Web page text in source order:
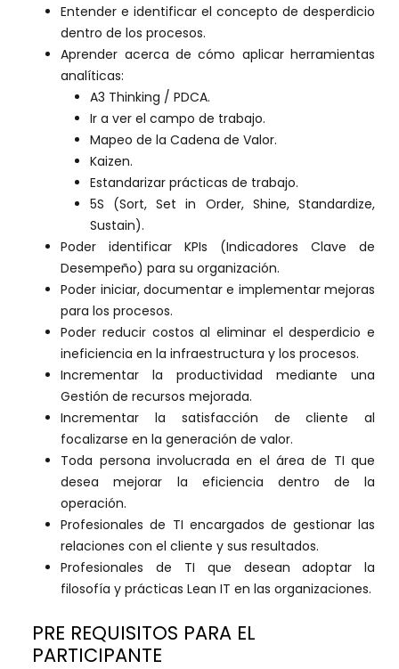
Entender e identificar el concepto de desperdicio
dentro de los procesos.
Aprender acerca de cómo aplicar herramientas
analíticas:
A3 Thinking / PDCA.
Ir a ver el campo de trabajo.
Mapeo de la Cadena de Valor.
Kaizen.
Estandarizar prácticas de trabajo.
5S (Sort, Set in Order, Shine, Standardize,
Sustain).
Poder identificar KPIs (Indicadores Clave de
Desempeño) para su organización.
Poder iniciar, documentar e implementar mejoras
para los procesos.
Poder reducir costos al eliminar el desperdicio e
ineficiencia en la infraestructura y los procesos.
Incrementar la productividad mediante una
Gestión de recursos mejorada.
Incrementar la satisfacción de cliente al
focalizarse en la generación de valor.
Toda persona involucrada en el área de TI que
desea mejorar la eficiencia dentro de la
operación.
Profesionales de TI encargados de gestionar las
relaciones con el cliente y sus resultados.
Profesionales de TI que desean adoptar la
filosofía y prácticas Lean IT en las organizaciones.
PRE REQUISITOS PARA EL
PARTICIPANTE